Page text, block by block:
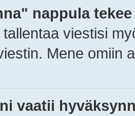
nappula
viestisi
Mene omiin
vaatii